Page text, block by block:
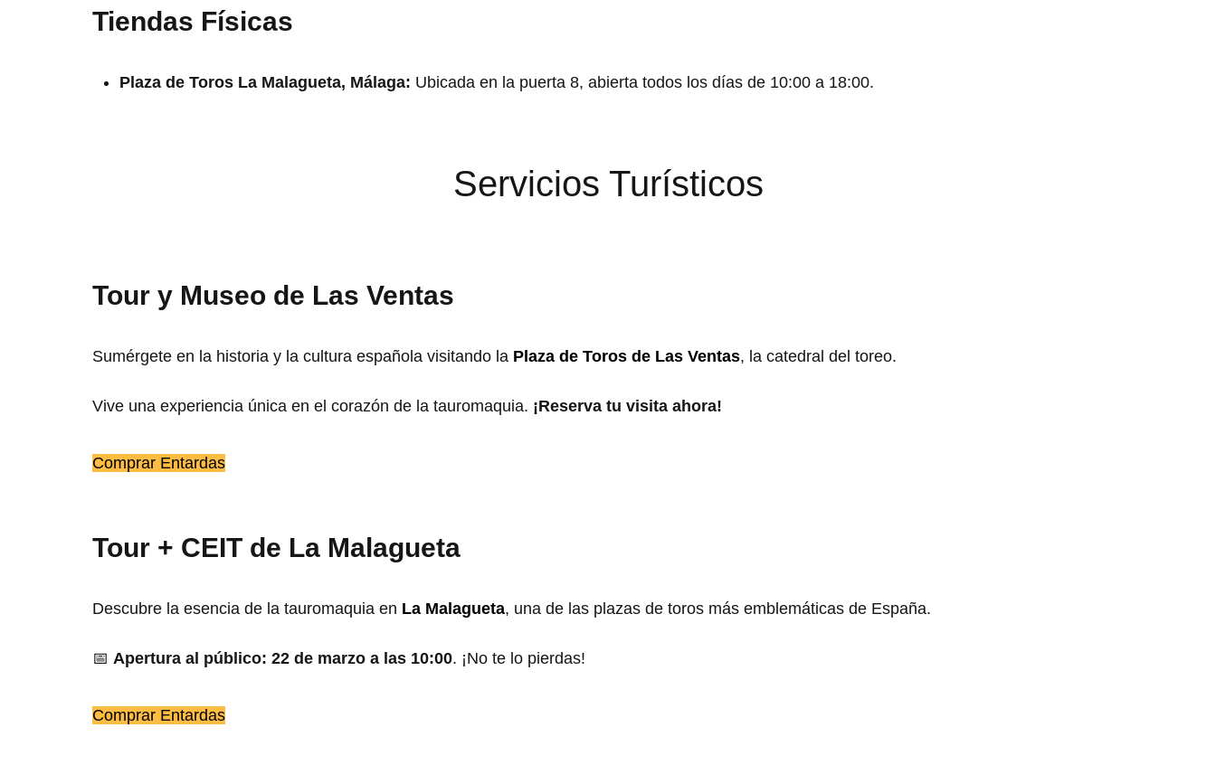
Tiendas Físicas
Plaza de Toros La Malagueta, Málaga: Ubicada en la puerta 8, abierta todos los días de 10:00 a 18:00.
Servicios Turísticos
Tour y Museo de Las Ventas
Sumérgete en la historia y la cultura española visitando la Plaza de Toros de Las Ventas, la catedral del toreo.
Vive una experiencia única en el corazón de la tauromaquia. ¡Reserva tu visita ahora!
Comprar Entardas
Tour + CEIT de La Malagueta
Descubre la esencia de la tauromaquia en La Malagueta, una de las plazas de toros más emblemáticas de España.
📅 Apertura al público: 22 de marzo a las 10:00. ¡No te lo pierdas!
Comprar Entardas